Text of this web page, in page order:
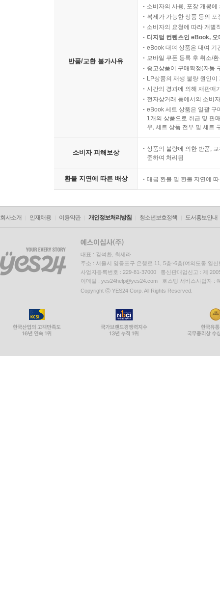
반품/교환 불가사유
소비자의 사용, 포장 개봉
복제가 가능한 상품 등의
소비자의 요청에 따라 개별
디지털 컨텐츠인 eBook,
eBook 대여 상품은 대여 기
모바일 쿠폰 등록 후 취소/
중고상품이 구매확정(자동
LP상품의 재생 불량 원인
시간의 경과에 의해 재판매
전자상거래 등에서의 소비
eBook 세트 상품은 일괄 구
1개의 상품으로 취급 및 판
우, 세트 상품 전부 및 세트
소비자 피해보상
상품의 불량에 의한 반품,
준하여 처리됨
환불 지연에 따른 배상 대금 환불 및 환불 지연에
회사소개 인재채용 이용약관 개인정보처리방침 청소년보호정책 도서홍보안내
대표 : 김석환, 최세라
주소 : 서울시 영등포구 은행로 11, 5층~6층(여의도동,일신
사업자등록번호 : 229-81-37000 통신판매업신고 : 제
이메일 : yes24help@yes24.com 호스팅 서비스사업자 :
Copyright ⓒ YES24 Corp. All Rights Reserved.